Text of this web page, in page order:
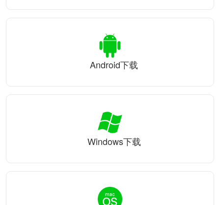
Android下载
Windows下载